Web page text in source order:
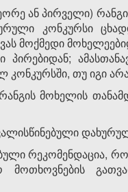
ან პირველი)
კონკურსი
მოქმედი
პირებიდან;
თუ იგი
მოხელის
რეკომენდაცია,
მოთხოვნების